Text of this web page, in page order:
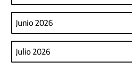
Junio 2026
Julio 2026